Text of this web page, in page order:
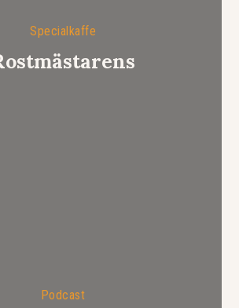
Specialkaffe
Podcast